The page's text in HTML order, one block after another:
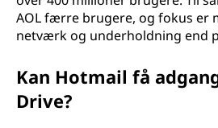
AOL færre brugere, og fokus er
netværk og underholdning end
Kan Hotmail få
Drive?